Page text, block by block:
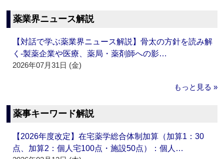
薬業界ニュース解説
【対話で学ぶ薬業界ニュース解説】骨太の方針を読み解
く‐製薬企業や医療、薬局・薬剤師への影…
2026年07月31日 (金)
もっと見る »
薬事キーワード解説
【2026年度改定】在宅薬学総合体制加算（加算1：30
点、加算2：個人宅100点・施設50点）：個人…